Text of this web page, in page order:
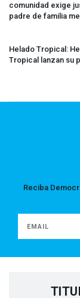
comunidad exige
padre de familia
Helado Tropical:
Tropical lanzan su
Reciba